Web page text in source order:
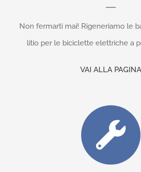
Non fermarti mai! Rigeneriamo le
litio per le biciclette elettriche a
VAI ALLA PAGINA